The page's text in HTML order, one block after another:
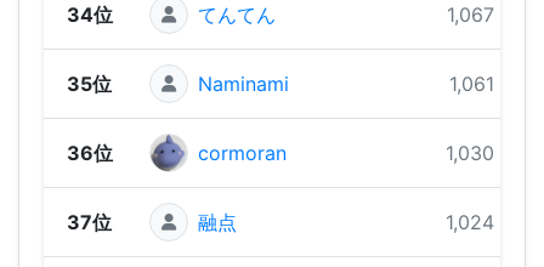
34位 てんてん 1,067 pts
35位 Naminami 1,061 pts
36位 cormoran 1,030 pts
37位 融点 1,024 pts